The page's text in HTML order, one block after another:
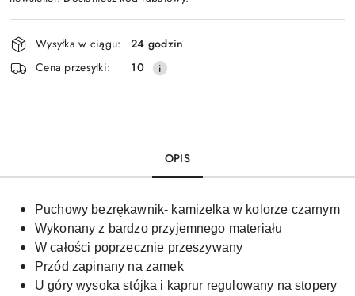
Dostępność
i
dostawa
Wysyłka w ciągu:
24 godzin
Cena przesyłki:
10
OPIS
Puchowy bezrękawnik- kamizelka w kolorze czarnym
Wykonany z bardzo przyjemnego materiału
W całości poprzecznie przeszywany
Przód zapinany na zamek
U góry wysoka stójka i kaprur regulowany na stopery